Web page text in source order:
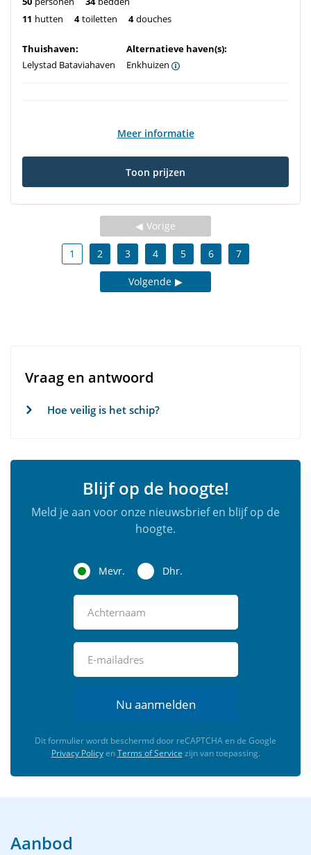
11 hutten 4 toiletten 4 douches
Thuishaven:
Lelystad Bataviahaven
Alternatieve haven(s):
Enkhuizen
Meer informatie
Toon prijzen
Vorige
1 2 3 4 5 6 7
Volgende
Vraag en antwoord
Hoe veilig is het schip?
Blijf op de hoogte!
Meld je aan voor onze nieuwsbrief en blijf op de
hoogte.
Mevr. Dhr.
Nu aanmelden
Dit formulier wordt beschermd door reCAPTCHA en de Google
Privacy PolicyenTerms of Service zijn van toepassing.
Aanbod